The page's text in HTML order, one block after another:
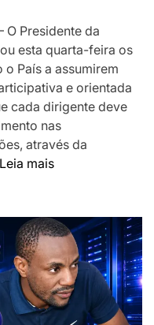
o
local
Presidente da
esta quarta-feira os
País a assumirem
e orientada
cada dirigente deve
nas
através da
Leia mais:
desafia
Chefes
das
Localidades
a
liderarem